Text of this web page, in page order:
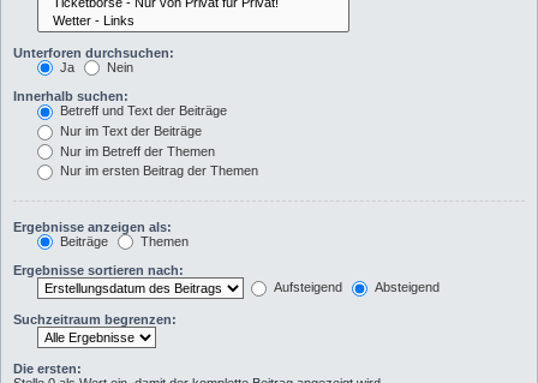
Unterforen durchsuchen:
Ja
Nein
Innerhalb suchen:
Betreff und Text der Beiträge
Nur im Text der Beiträge
Nur im Betreff der Themen
Nur im ersten Beitrag der Themen
Ergebnisse anzeigen als:
Beiträge
Themen
Ergebnisse sortieren nach:
Aufsteigend
Absteigend
Suchzeitraum begrenzen:
Die ersten: